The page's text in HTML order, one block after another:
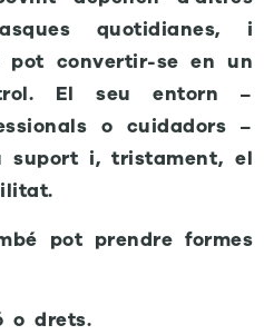
quotidianes, i
pot convertir-se en un
El seu entorn –
o cuidadors –
suport i, tristament, el
pot prendre formes
o drets.